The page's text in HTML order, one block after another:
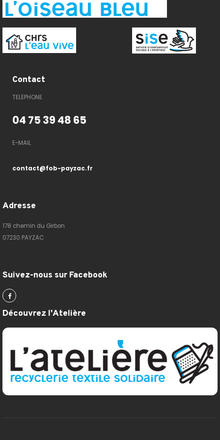
Contact
TELEPHONE
04 75 39 48 65
E-MAIL
contact@fob-payzac.fr
Adresse
178 chemin du Girbon
07230 PAYZAC
Suivez-nous sur Facebook
Découvrez l'Atelière